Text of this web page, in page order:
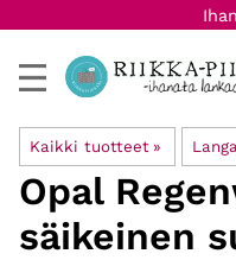
Kaikki tuotteet ‪»
Opal
säikeinen